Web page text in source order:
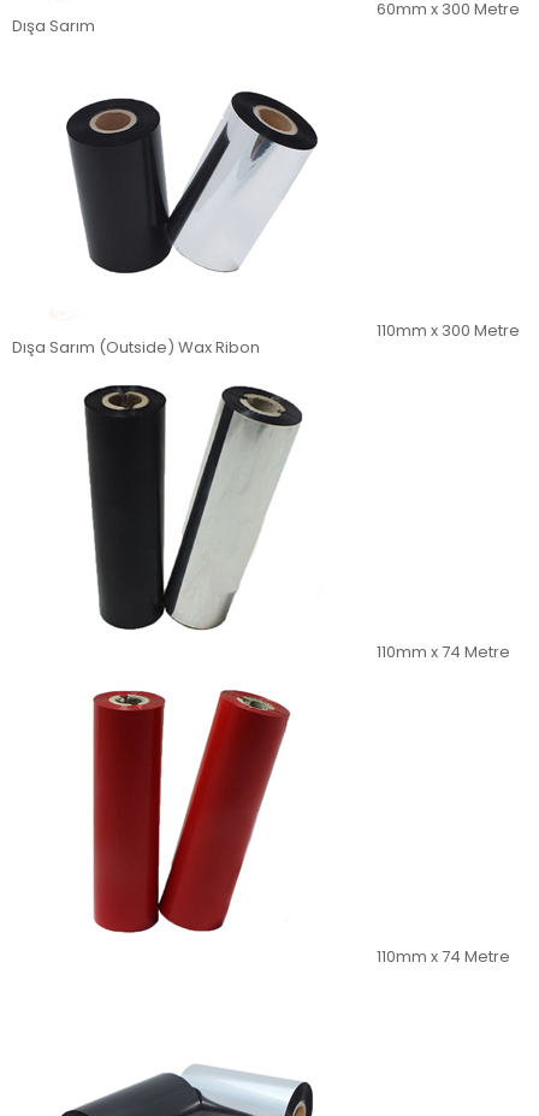
60mm x 300 Metre
Dışa Sarım
110mm x 300 Metre
Dışa Sarım (Outside) Wax Ribon
110mm x 74 Metre
110mm x 74 Metre